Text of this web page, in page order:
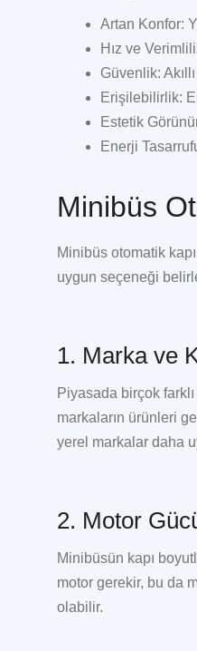
Artan Konfor:
Hız ve
Güvenlik:
Erişilebilirlik:
Estetik
Enerji
Minibüs
Minibüs otomatik
uygun seçeneği
1. Marka ve
Piyasada birçok
markaların ürünleri
yerel markalar daha
2. Motor
Minibüsün kapı
motor gerekir, bu da
olabilir.